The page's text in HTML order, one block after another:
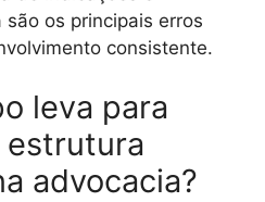
os principais erros
consistente.
leva para
estrutura
advocacia?